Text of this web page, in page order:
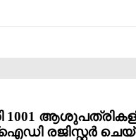
രജിസ്റ്റര്‍